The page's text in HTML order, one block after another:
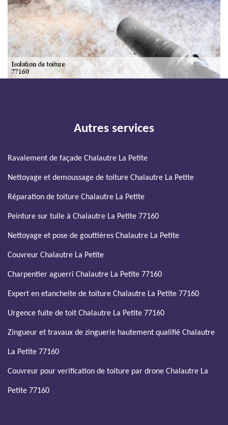
Autres services
Ravalement de façade Chalautre La Petite
Nettoyage et demoussage de toiture Chalautre La Petite
Réparation de toiture Chalautre La Petite
Peinture sur tuile à Chalautre La Petite 77160
Nettoyage et pose de gouttières Chalautre La Petite
Couvreur Chalautre La Petite
Charpentier aguerri Chalautre La Petite 77160
Expert en etancheite de toiture Chalautre La Petite 77160
Urgence fuite de toit Chalautre La Petite 77160
Zingueur et travaux de zinguerie hautement qualifié Chalautre
La Petite 77160
Couvreur pour verification de toiture par drone Chalautre La
Petite 77160